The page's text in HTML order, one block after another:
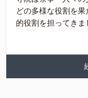
どの多様な役割を
的役割を担ってき